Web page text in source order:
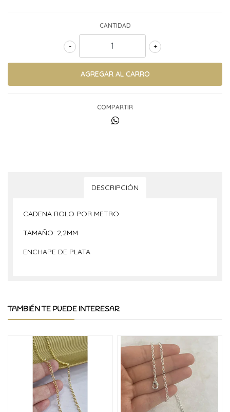
CANTIDAD
+
-
COMPARTIR
DESCRIPCIÓN
CADENA ROLO POR METRO
TAMAÑO: 2,2MM
ENCHAPE DE PLATA
TAMBIÉN TE PUEDE INTERESAR